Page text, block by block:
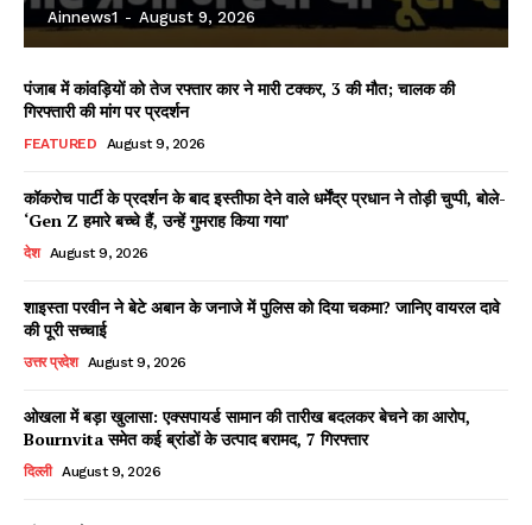
Facebook
X WhatsApp
Read Latest News on AIN
Ainnews1 - August 9, 2026
पंजाब में कांवड़ियों को तेज रफ्तार कार ने मारी टक्कर, 3 की मौत; चालक की
गिरफ्तारी की मांग पर प्रदर्शन
FEATURED August 9, 2026
कॉकरोच पार्टी के प्रदर्शन के बाद इस्तीफा देने वाले धर्मेंद्र प्रधान ने तोड़ी चुप्पी, बोले-
‘Gen Z हमारे बच्चे हैं, उन्हें गुमराह किया गया’
देश August 9, 2026
शाइस्ता परवीन ने बेटे अबान के जनाजे में पुलिस को दिया चकमा? जानिए वायरल दावे
की पूरी सच्चाई
उत्तर प्रदेश August 9, 2026
ओखला में बड़ा खुलासा: एक्सपायर्ड सामान की तारीख बदलकर बेचने का आरोप,
Bournvita समेत कई ब्रांडों के उत्पाद बरामद, 7 गिरफ्तार
दिल्ली August 9, 2026